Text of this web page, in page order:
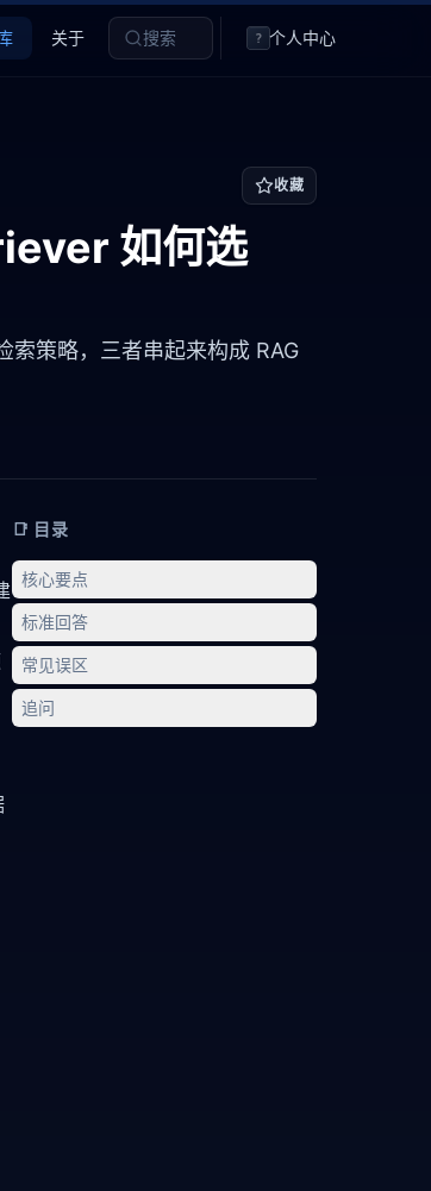
关于 搜索 ? 个人中心
收藏
如何选
策略，三者串起来构成 RAG
📑 目录
核心要点
标准回答
常见误区
追问